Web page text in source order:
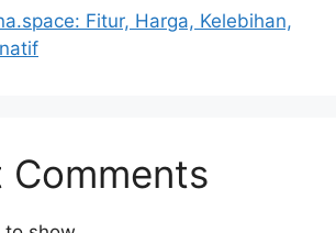
Fitur, Harga, Kelebihan,
Comments